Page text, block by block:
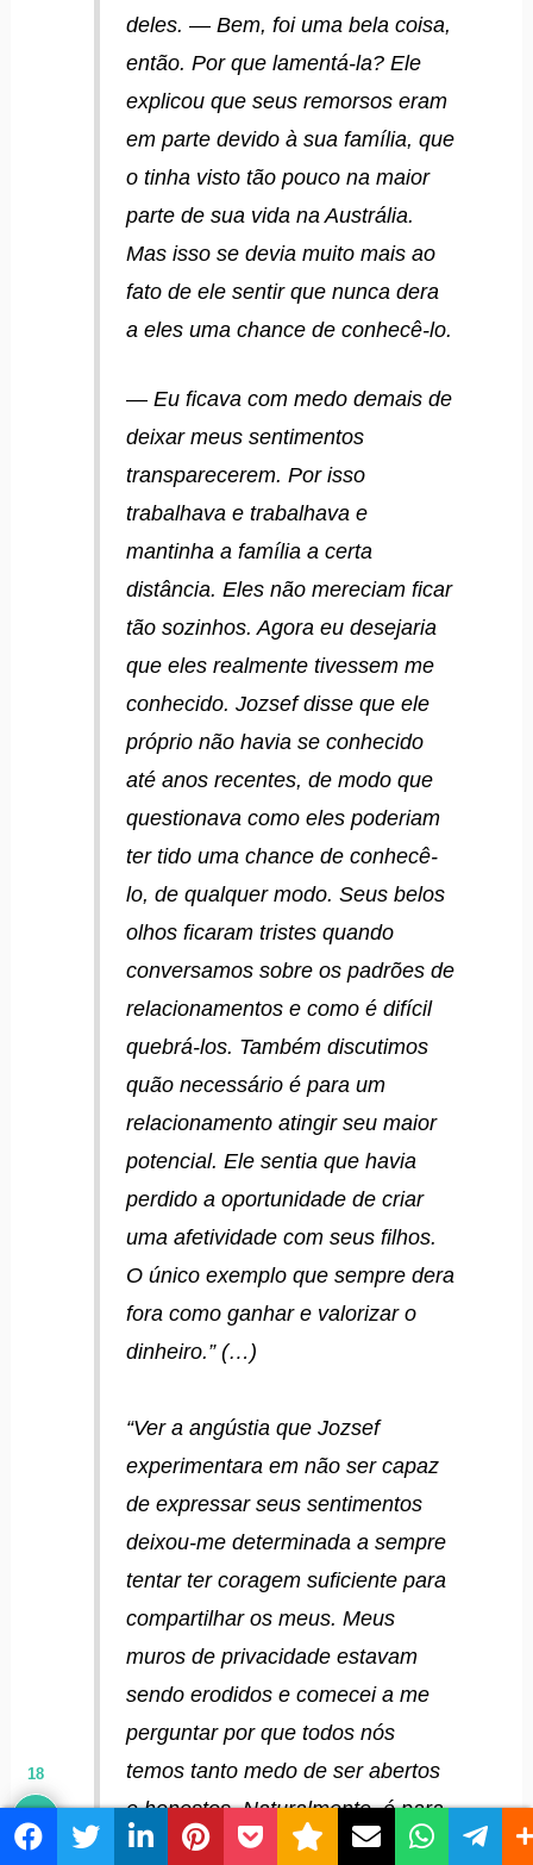
deles. — Bem, foi uma bela coisa,
então. Por que lamentá-la? Ele
explicou que seus remorsos eram
em parte devido à sua família, que
o tinha visto tão pouco na maior
parte de sua vida na Austrália.
Mas isso se devia muito mais ao
fato de ele sentir que nunca dera
a eles uma chance de conhecê-lo.
— Eu ficava com medo demais de
deixar meus sentimentos
transparecerem. Por isso
trabalhava e trabalhava e
mantinha a família a certa
distância. Eles não mereciam ficar
tão sozinhos. Agora eu desejaria
que eles realmente tivessem me
conhecido. Jozsef disse que ele
próprio não havia se conhecido
até anos recentes, de modo que
questionava como eles poderiam
ter tido uma chance de conhecê-
lo, de qualquer modo. Seus belos
olhos ficaram tristes quando
conversamos sobre os padrões de
relacionamentos e como é difícil
quebrá-los. Também discutimos
quão necessário é para um
relacionamento atingir seu maior
potencial. Ele sentia que havia
perdido a oportunidade de criar
uma afetividade com seus filhos.
O único exemplo que sempre dera
fora como ganhar e valorizar o
dinheiro.” (…)
“Ver a angústia que Jozsef
experimentara em não ser capaz
de expressar seus sentimentos
deixou-me determinada a sempre
tentar ter coragem suficiente para
compartilhar os meus. Meus
muros de privacidade estavam
sendo erodidos e comecei a me
perguntar por que todos nós
temos tanto medo de ser abertos
e honestos. Naturalmente, é para
evitar a dor que pode sobrevir
18